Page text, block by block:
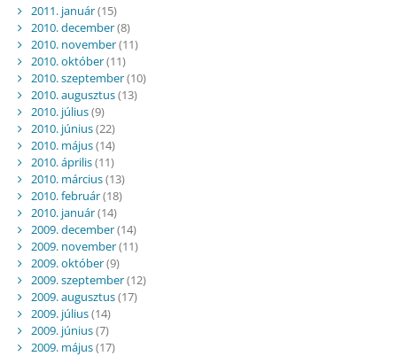
2011. január(15)
2010. december(8)
2010. november(11)
2010. október(11)
2010. szeptember(10)
2010. augusztus(13)
2010. július(9)
2010. június(22)
2010. május(14)
2010. április(11)
2010. március(13)
2010. február(18)
2010. január(14)
2009. december(14)
2009. november(11)
2009. október(9)
2009. szeptember(12)
2009. augusztus(17)
2009. július(14)
2009. június(7)
2009. május(17)